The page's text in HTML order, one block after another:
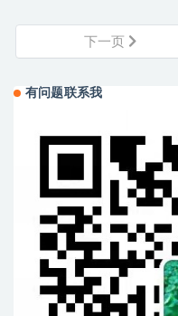
下一页
有问题联系我